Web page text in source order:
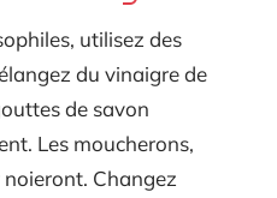
utilisez des
du vinaigre de
de savon
Les moucherons,
noieront. Changez